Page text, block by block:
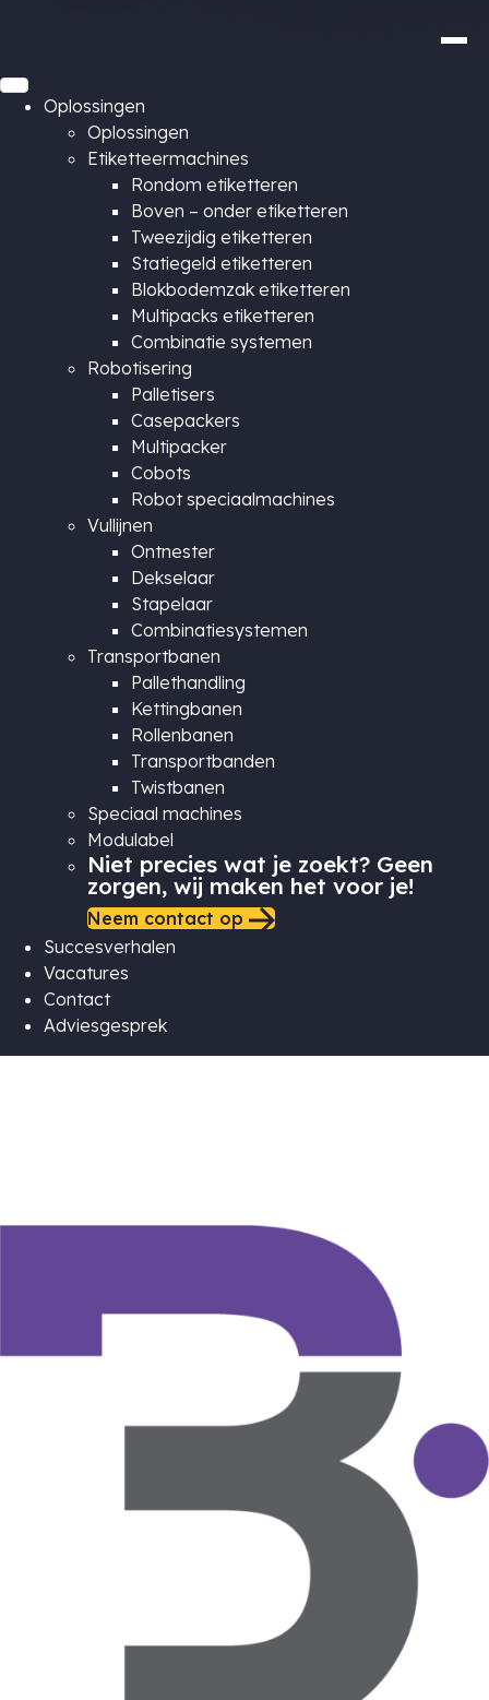
Oplossingen
Oplossingen
Etiketteermachines
Rondom etiketteren
Boven – onder etiketteren
Tweezijdig etiketteren
Statiegeld etiketteren
Blokbodemzak etiketteren
Multipacks etiketteren
Combinatie systemen
Robotisering
Palletisers
Casepackers
Multipacker
Cobots
Robot speciaalmachines
Vullijnen
Ontnester
Dekselaar
Stapelaar
Combinatiesystemen
Transportbanen
Pallethandling
Kettingbanen
Rollenbanen
Transportbanden
Twistbanen
Speciaal machines
Modulabel
Niet precies wat je zoekt? Geen
zorgen, wij maken het voor je!
Neem contact op
Succesverhalen
Vacatures
Contact
Adviesgesprek